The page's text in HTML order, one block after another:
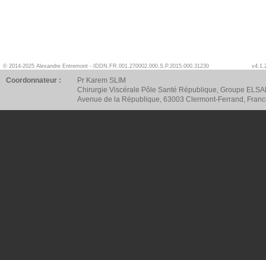
© 2014-2025 Alexandre Entremont - IDDN.FR.001.270002.000.S.P.2015.000.31230
Coordonnateur :
Pr Karem SLIM
Chirurgie Viscérale Pôle Santé République, Groupe
Avenue de la République, 63003 Clermont-Ferrand,